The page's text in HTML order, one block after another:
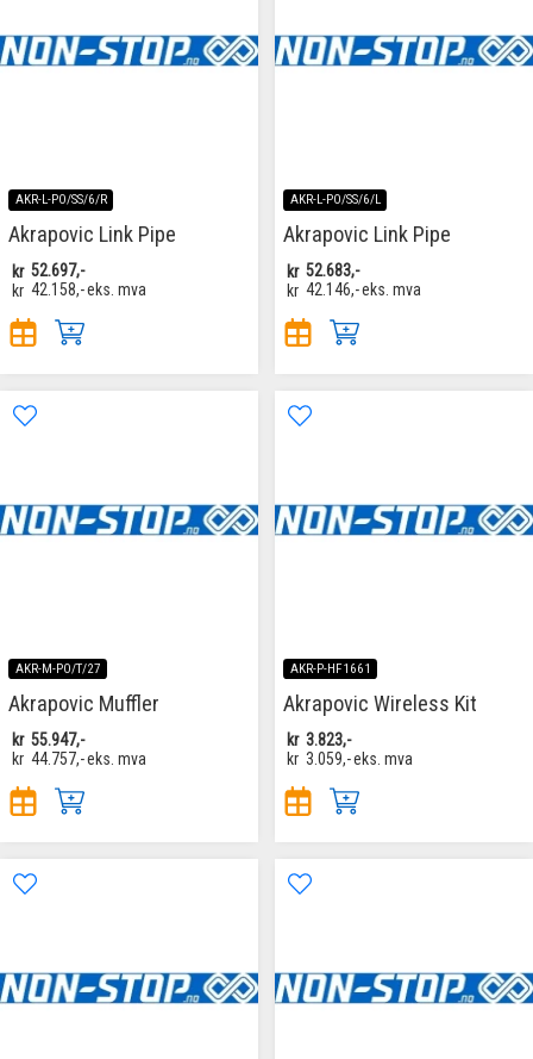
AKR-L-PO/SS/6/R
Akrapovic Link Pipe
kr 52.697,-
kr 42.158,-eks. mva
AKR-L-PO/SS/6/L
Akrapovic Link Pipe
kr 52.683,-
kr 42.146,-eks. mva
AKR-M-PO/T/27
Akrapovic Muffler
kr 55.947,-
kr 44.757,-eks. mva
AKR-P-HF1661
Akrapovic Wireless Kit
kr 3.823,-
kr 3.059,-eks. mva